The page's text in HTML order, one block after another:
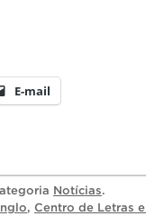
E-mail
Notícias.
, Centro de Letras